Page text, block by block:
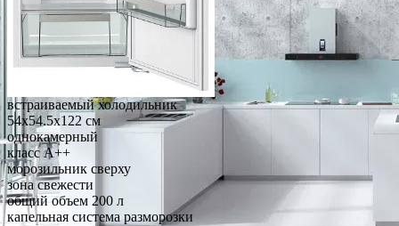
встраиваемый холодильник
54x54.5x122 см
однокамерный
класс A++
морозильник сверху
зона свежести
общий объем 200 л
капельная система разморозки